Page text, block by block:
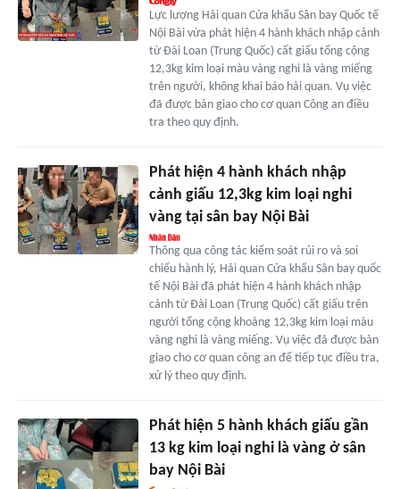
Lực lượng Hải quan Cửa khẩu Sân bay Quốc tế
Nội Bài vừa phát hiện 4 hành khách nhập cảnh
từ Đài Loan (Trung Quốc) cất giấu tổng cộng
12,3kg kim loại màu vàng nghi là vàng miếng
trên người, không khai báo hải quan. Vụ việc
đã được bàn giao cho cơ quan Công an điều
tra theo quy định.
Phát hiện 4 hành khách nhập
cảnh giấu 12,3kg kim loại nghi
vàng tại sân bay Nội Bài
Thông qua công tác kiểm soát rủi ro và soi
chiếu hành lý, Hải quan Cửa khẩu Sân bay quốc
tế Nội Bài đã phát hiện 4 hành khách nhập
cảnh từ Đài Loan (Trung Quốc) cất giấu trên
người tổng cộng khoảng 12,3kg kim loại màu
vàng nghi là vàng miếng. Vụ việc đã được bàn
giao cho cơ quan công an để tiếp tục điều tra,
xử lý theo quy định.
Phát hiện 5 hành khách giấu gần
13 kg kim loại nghi là vàng ở sân
bay Nội Bài